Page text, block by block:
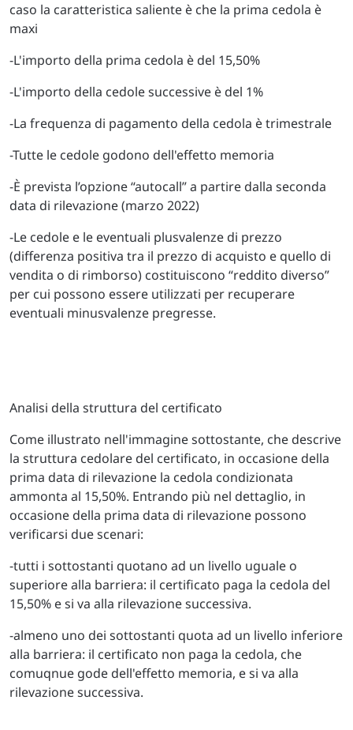
caso la caratteristica saliente è che la prima cedola è
maxi
-L'importo della prima cedola è del 15,50%
-L'importo della cedole successive è del 1%
-La frequenza di pagamento della cedola è trimestrale
-Tutte le cedole godono dell'effetto memoria
-È prevista l’opzione “autocall” a partire dalla seconda
data di rilevazione (marzo 2022)
-Le cedole e le eventuali plusvalenze di prezzo
(differenza positiva tra il prezzo di acquisto e quello di
vendita o di rimborso) costituiscono “reddito diverso”
per cui possono essere utilizzati per recuperare
eventuali minusvalenze pregresse.
Analisi della struttura del certificato
Come illustrato nell'immagine sottostante, che descrive
la struttura cedolare del certificato, in occasione della
prima data di rilevazione la cedola condizionata
ammonta al 15,50%. Entrando più nel dettaglio, in
occasione della prima data di rilevazione possono
verificarsi due scenari:
-tutti i sottostanti quotano ad un livello uguale o
superiore alla barriera: il certificato paga la cedola del
15,50% e si va alla rilevazione successiva.
-almeno uno dei sottostanti quota ad un livello inferiore
alla barriera: il certificato non paga la cedola, che
comuqnue gode dell'effetto memoria, e si va alla
rilevazione successiva.